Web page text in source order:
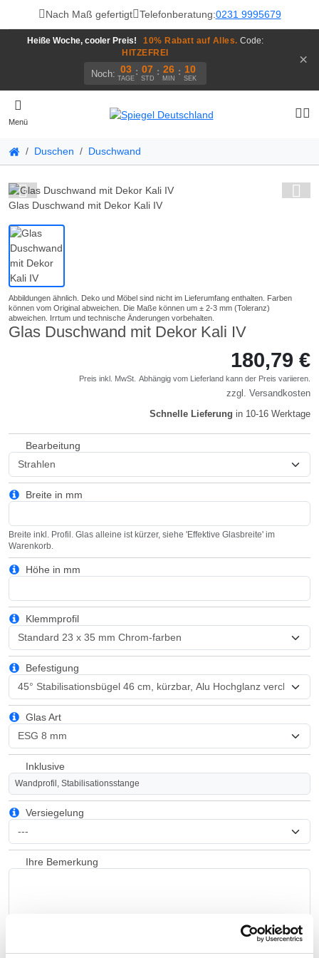
Nach Maß gefertigt Telefonberatung:0231 9995679
Heiße Woche, cooler Preis! 10% Rabatt auf Alles. Code:
HITZEFREI
Noch: 03
TAGE
: 07
STD
: 26
MIN
: 09
SEK
×
Menü
Duschen Duschwand
Glas Duschwand mit Dekor Kali IV
Glas Duschwand mit Dekor Kali IV
180,79 €
Preis inkl. MwSt. Abhängig vom Lieferland kann der Preis variieren.
zzgl. Versandkosten
Schnelle Lieferung in 10-16 Werktage
Bearbeitung
Breite in mm
Breite inkl. Profil. Glas alleine ist kürzer, siehe 'Effektive Glasbreite' im
Warenkorb.
Höhe in mm
Klemmprofil
Befestigung
Glas Art
Inklusive
Wandprofil, Stabilisationsstange
Versiegelung
Ihre Bemerkung